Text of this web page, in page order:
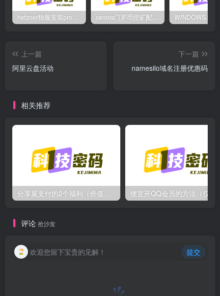
hetzner独服安装proxmox后，配置NAT网络（为单IP创建多个虚拟机做准备） centos门罗币挖矿配置过程
上一篇
阿里云盘活动
下一篇
namesilo域名注册优惠码
相关推荐
分享翼支付的2个福利（价值几十块）
评论 抢沙发
欢迎您留下宝贵的见解！ 提交